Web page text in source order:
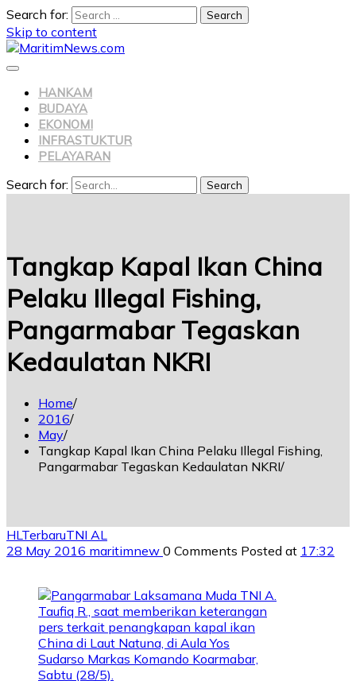
Search for:
Skip to content
HANKAM
BUDAYA
EKONOMI
INFRASTUKTUR
PELAYARAN
Search for: Search
Tangkap Kapal Ikan China
Pelaku Illegal Fishing,
Pangarmabar Tegaskan
Kedaulatan NKRI
Home
2016
May
Tangkap Kapal Ikan China Pelaku Illegal Fishing,
Pangarmabar Tegaskan Kedaulatan NKRI
HL TerbaruTNI AL
28 May 2016 maritimnew 0 Comments Posted at 17:32